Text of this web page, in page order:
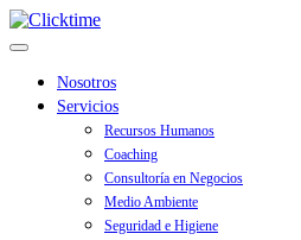
Saltar
al
Clicktime
Alternar navegación
Nosotros
Servicios
Recursos Humanos
Coaching
Consultoría en Negocios
Medio Ambiente
Seguridad e Higiene